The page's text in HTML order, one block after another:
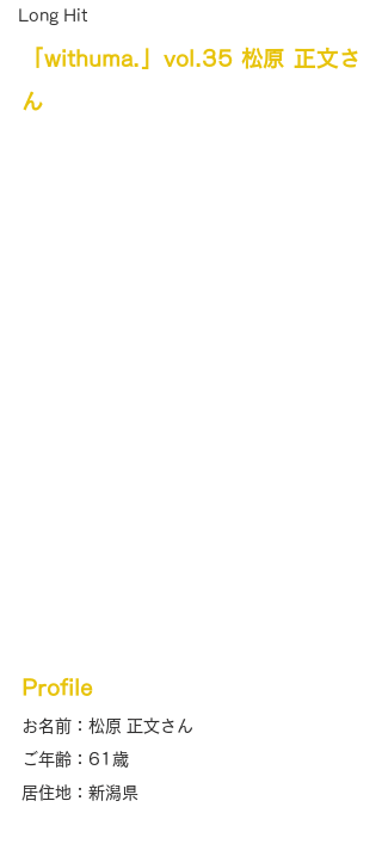
Long Hit
「withuma.」vol.35 松原 正文さ
ん
Profile
お名前：松原 正文さん
ご年齢：61歳
居住地：新潟県